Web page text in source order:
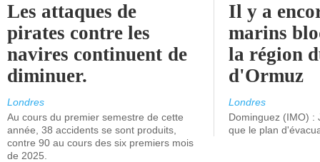
Les attaques de
pirates contre les
navires continuent de
diminuer.
Londres
Au cours du premier semestre de cette
année, 38 accidents se sont produits,
contre 90 au cours des six premiers mois
de 2025.
Il y a
marins
la région
d'Ormuz
Londres
Dominguez (IMO) :
que le plan